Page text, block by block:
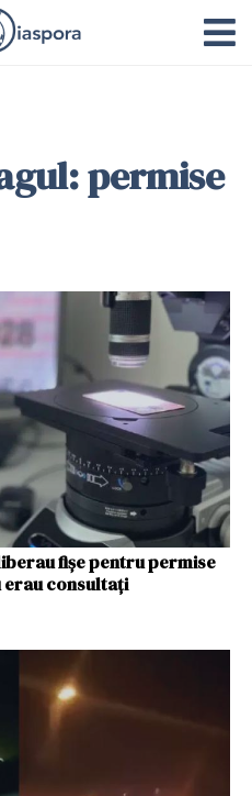
permise
fișe pentru permise
erau consultați